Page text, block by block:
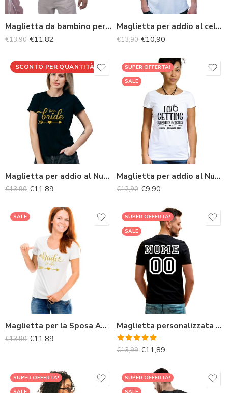
Maglietta da bambino personalizzata per il compleanno
€13,90 €11,82
Maglietta per addio al celibato per lo sposo
€13,90 €10,90
SCONTO PER QUANTITÀ
Maglietta per addio al Nubilato
€13,90 €11,89
SUPER OFFERTA!
SALE
Maglietta per addio al Nubilato personalizzata per sposa e amiche
€12,90 €9,90
SALE
Maglietta per la Sposa Addio al Nubilato
€13,90 €11,89
SUPER OFFERTA!
SALE
Maglietta personalizzata con nome e numero o scritta e numero da uomo
Valutato
€13,99 €11,89
SUPER OFFERTA!
SUPER OFFERTA!